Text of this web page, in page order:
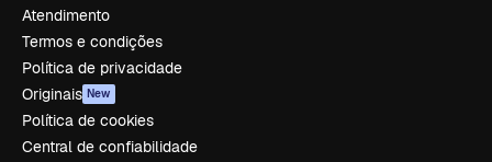
Atendimento
Termos e condições
Política de privacidade
Originais New
Política de cookies
Central de confiabilidade